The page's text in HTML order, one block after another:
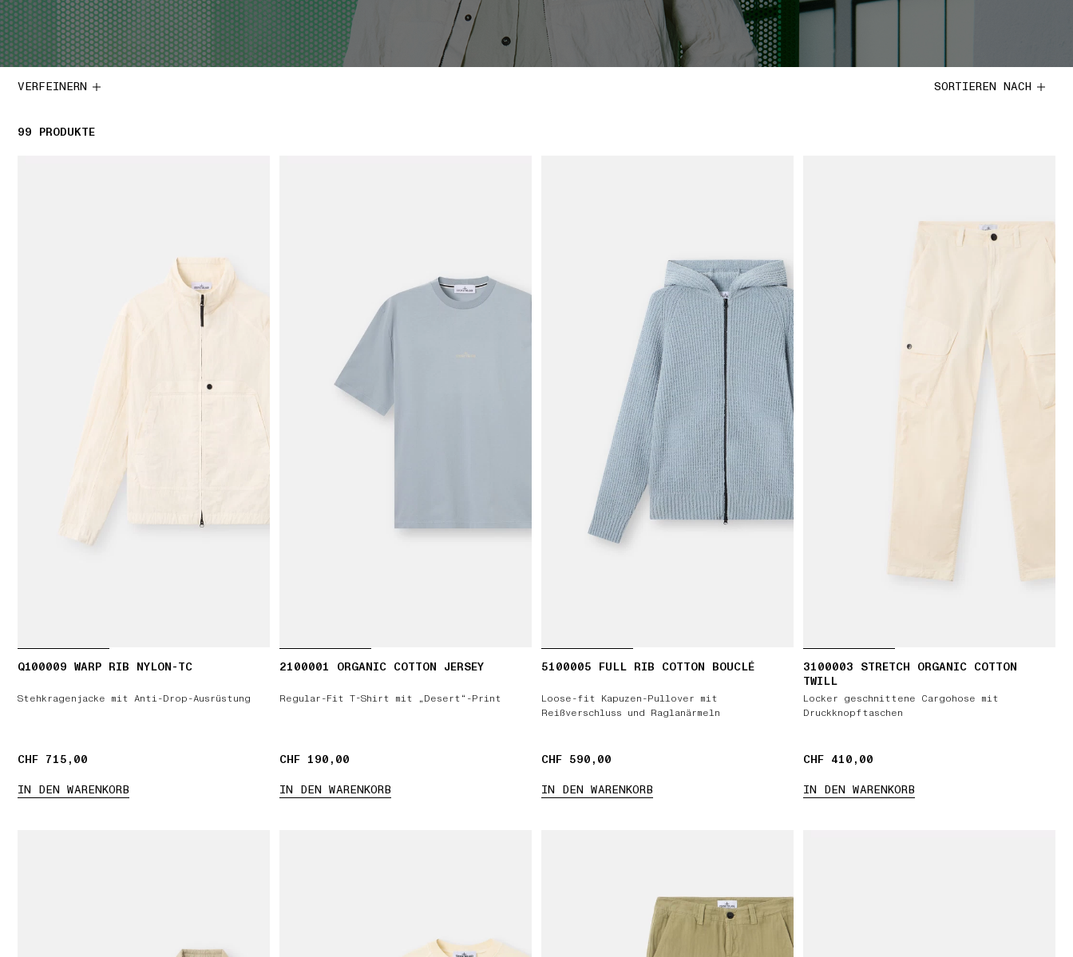
VERFEINERN SORTIEREN NACH
99 99 PRODUKTE
PRODUKTE
Q100009 WARP RIB NYLON-TC
Stehkragenjacke mit Anti-Drop-Ausrüstung
CHF 715,00
CHF 715,00
IN DEN WARENKORB
2100001 ORGANIC COTTON JERSEY
Regular-Fit T-Shirt mit „Desert“-Print
CHF 190,00
CHF 190,00
IN DEN WARENKORB
5100005 FULL RIB COTTON BOUCLÉ
Loose-fit Kapuzen-Pullover mit
Reißverschluss und Raglanärmeln
CHF 590,00
CHF 590,00
IN DEN WARENKORB
3100003 STRETCH ORGANIC COTTON
TWILL
Locker geschnittene Cargohose mit
Druckknopftaschen
CHF 410,00
CHF 410,00
IN DEN WARENKORB